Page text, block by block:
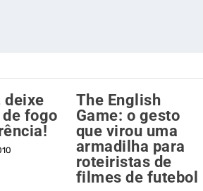
deixe
fogo
The English
Game: o gesto
que virou uma
armadilha para
roteiristas de
filmes de futebol